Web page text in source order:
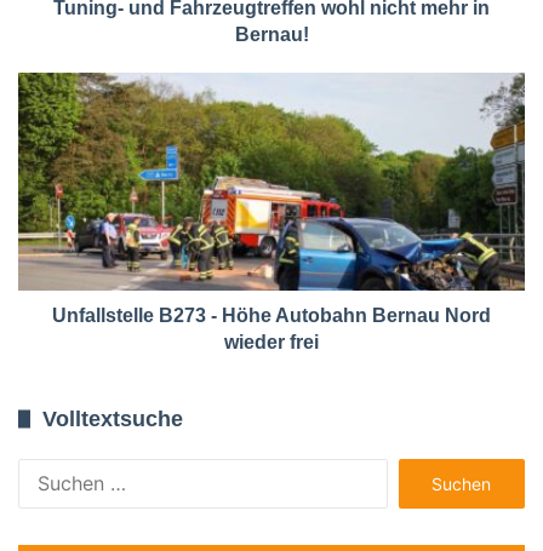
Tuning- und Fahrzeugtreffen wohl nicht mehr in
Bernau!
Unfallstelle B273 - Höhe Autobahn Bernau Nord
wieder frei
Volltextsuche
nach: